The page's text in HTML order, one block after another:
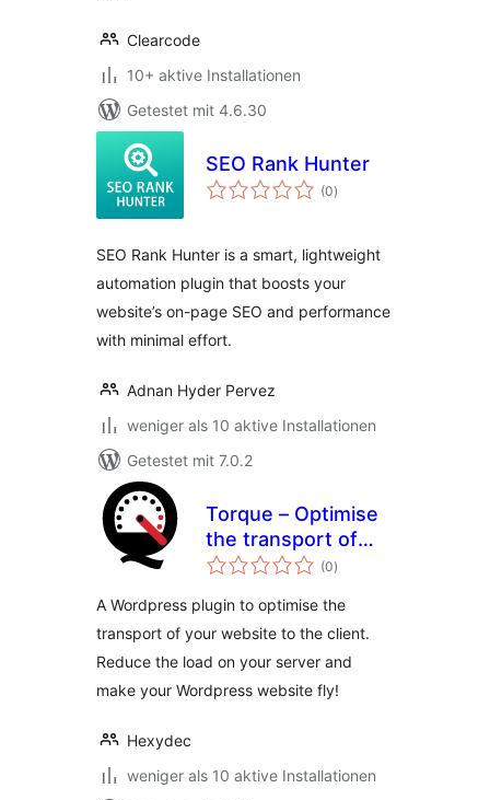
Clearcode
10+ aktive Installationen
Getestet mit 4.6.30
SEO Rank Hunter
(0Bewertungen
insgesamt
)
SEO Rank Hunter is a smart, lightweight
automation plugin that boosts your
website’s on-page SEO and performance
with minimal effort.
Adnan Hyder Pervez
weniger als 10 aktive Installationen
Getestet mit 7.0.2
Torque – Optimise
the transport of
your Website
(0Bewertungen
insgesamt
)
A Wordpress plugin to optimise the
transport of your website to the client.
Reduce the load on your server and
make your Wordpress website fly!
Hexydec
weniger als 10 aktive Installationen